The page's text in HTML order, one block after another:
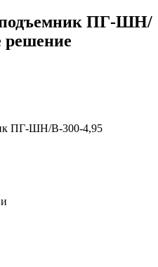
подъемник ПГ-ШН/
решение